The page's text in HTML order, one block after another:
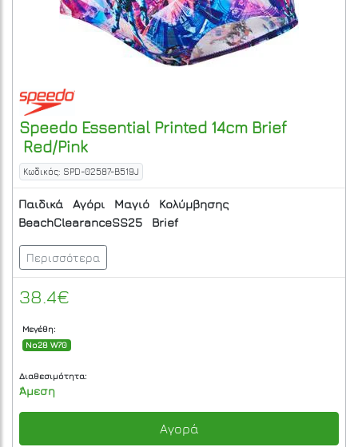
Speedo Essential Printed 14cm Brief
Red/Pink
Κωδικός: SPD-02587-B519J
Παιδικά Αγόρι Μαγιό
Κολύμβησης
BeachClearanceSS25
Brief
Περισσότερα
38.4€
Μεγέθη:
No28 W70
Διαθεσιμότητα:
Άμεση
Αγορά